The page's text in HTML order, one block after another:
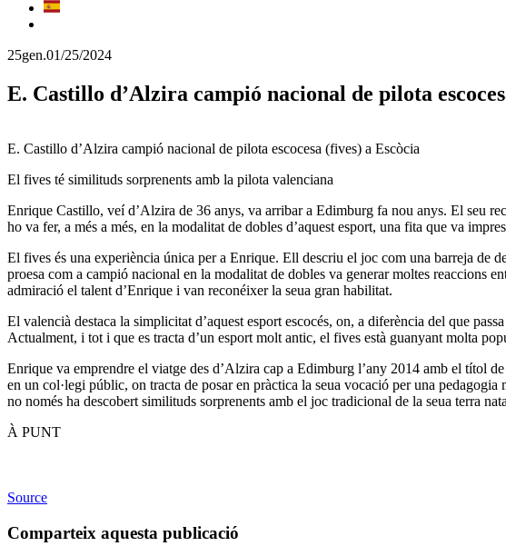
25gen.01/25/2024
E. Castillo d’Alzira campió nacional de pilota
E. Castillo d’Alzira campió nacional de pilota escocesa (fives) a Escòcia
El fives té similituds sorprenents amb la pilota valenciana
Enrique Castillo, veí d’Alzira de 36 anys, va arribar a Edimburg fa nou anys. El seu
ho va fer, a més a més, en la modalitat de dobles d’aquest esport, una fita que va
El fives és una experiència única per a Enrique. Ell descriu el joc com una barreja de
proesa com a campió nacional en la modalitat de dobles va generar moltes reaccions
admiració el talent d’Enrique i van reconéixer la seua gran habilitat.
El valencià destaca la simplicitat d’aquest esport escocés, on, a diferència del que
Actualment, i tot i que es tracta d’un esport molt antic, el fives està guanyant molta
Enrique va emprendre el viatge des d’Alzira cap a Edimburg l’any 2014 amb el títol
en un col·legi públic, on tracta de posar en pràctica la seua vocació per una
no només ha descobert similituds sorprenents amb el joc tradicional de la seua terra
À PUNT
Source
Comparteix aquesta publicació